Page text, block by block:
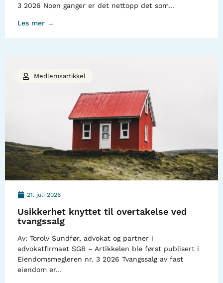
3 2026 Noen ganger er det nettopp det som…
Les mer →
21. juli 2026
Usikkerhet knyttet til overtakelse ved
tvangssalg
Av: Torolv Sundfør, advokat og partner i
advokatfirmaet SGB – Artikkelen ble først publisert i
Eiendomsmegleren nr. 3 2026 Tvangssalg av fast
eiendom er…
Medlemsartikkel